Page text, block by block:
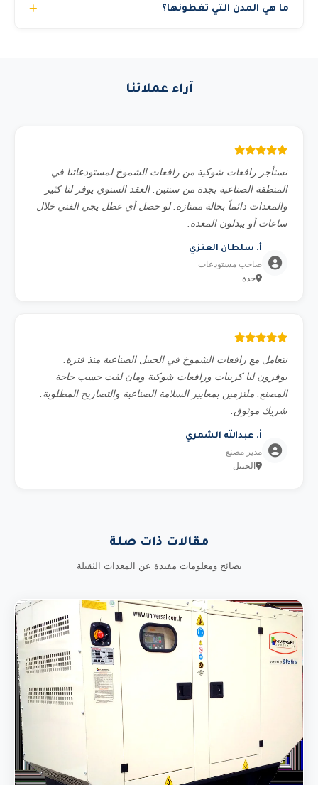
أماناً) أو إيجار المعدة فقط للشركات التي لديها مشغلون
ما هي المدن التي تغطونها؟
والخرج. مع توصيل لجميع الأحياء والمناطق الصناعية.
آراء عملائنا
نستأجر رافعات شوكية من رافعات الشموخ لمستودعاتنا في
المنطقة الصناعية بجدة من سنتين. العقد السنوي يوفر لنا كثير
والمعدات دائماً بحالة ممتازة. لو حصل أي عطل يجي الفني خلال
ساعات أو يبدلون المعدة.
أ. سلطان العنزي
صاحب مستودعات
جدة
نتعامل مع رافعات الشموخ في الجبيل الصناعية منذ فترة.
يوفرون لنا كرينات ورافعات شوكية ومان لفت حسب حاجة
المصنع. ملتزمين بمعايير السلامة الصناعية والتصاريح المطلوبة.
شريك موثوق.
أ. عبدالله الشمري
مدير مصنع
الجبيل
مقالات ذات صلة
نصائح ومعلومات مفيدة عن المعدات الثقيلة